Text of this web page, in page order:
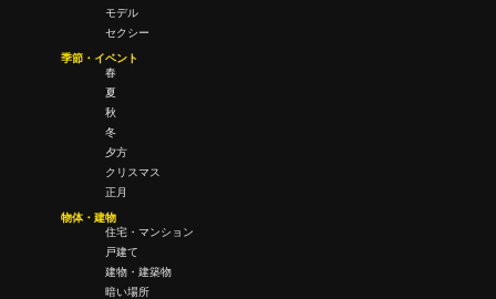
モデル
セクシー
季節・イベント
春
夏
秋
冬
夕方
クリスマス
正月
物体・建物
住宅・マンション
戸建て
建物・建築物
暗い場所